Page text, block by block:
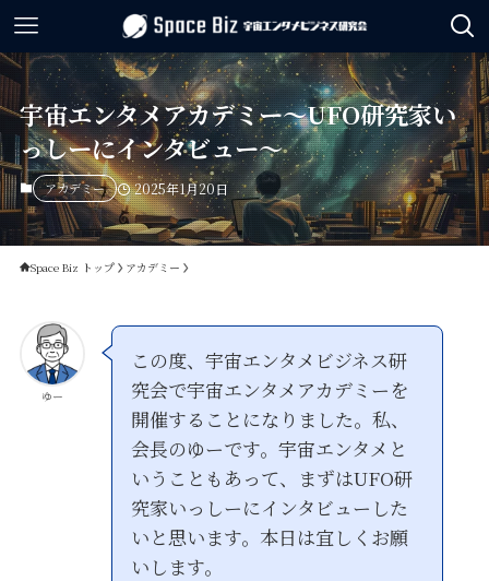
宇宙エンタメアカデミー～UFO研究家い
っしーにインタビュー～
アカデミー 2025年1月20日
Space Biz トップ アカデミー
ゆー
この度、宇宙エンタメビジネス研
究会で宇宙エンタメアカデミーを
開催することになりました。私、
会長のゆーです。宇宙エンタメと
いうこともあって、まずはUFO研
究家いっしーにインタビューした
いと思います。本日は宜しくお願
いします。